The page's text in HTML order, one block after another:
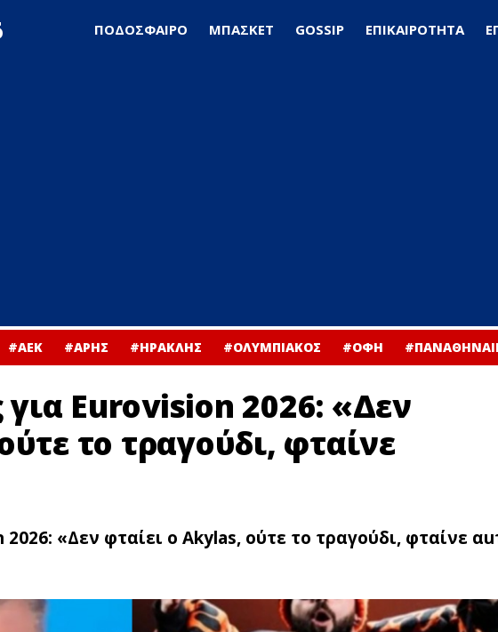
ΠΟΔΟΣΦΑΙΡΟ ΜΠΑΣΚΕΤ GOSSIP ΕΠΙΚΑΙΡΟΤΗΤΑ
#ΑΕΚ #ΑΡΗΣ #ΗΡΑΚΛΗΣ #ΟΛΥΜΠΙΑΚΟΣ #ΟΦΗ
για Eurovision 2026: «Δεν
το τραγούδι, φταίνε
«Δεν φταίει ο Akylas, ούτε το τραγούδι, φταίνε